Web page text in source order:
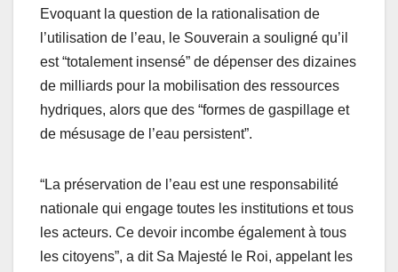
Evoquant la question de la rationalisation de
l’utilisation de l’eau, le Souverain a souligné qu’il
est “totalement insensé” de dépenser des dizaines
de milliards pour la mobilisation des ressources
hydriques, alors que des “formes de gaspillage et
de mésusage de l’eau persistent”.
“La préservation de l’eau est une responsabilité
nationale qui engage toutes les institutions et tous
les acteurs. Ce devoir incombe également à tous
les citoyens”, a dit Sa Majesté le Roi, appelant les